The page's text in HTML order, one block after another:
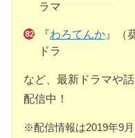
ラマ
『わろてんか』（
ドラ
など、最新ドラマや
配信中！
※配信情報は2019年9